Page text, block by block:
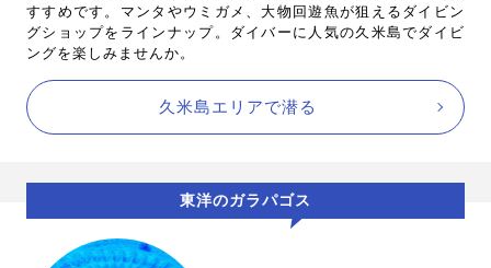
すすめです。マンタやウミガメ、大物回遊魚が狙えるダイビン
グショップをラインナップ。ダイバーに人気の久米島でダイビ
ングを楽しみませんか。
久米島エリアで潜る
東洋のガラパゴス